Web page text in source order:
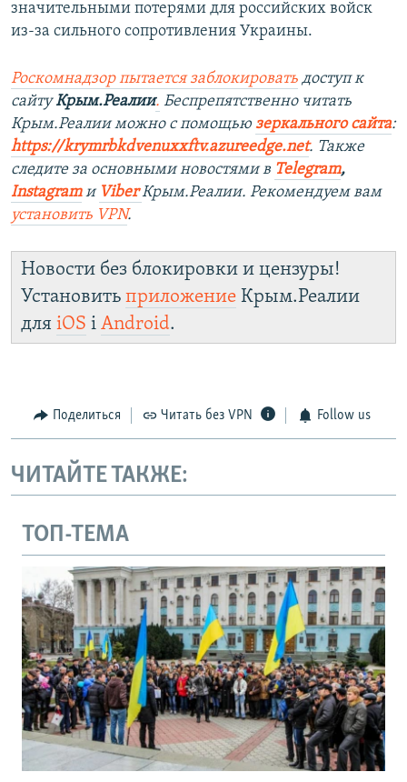
значительными потерями для российских войск
из-за сильного сопротивления Украины.
Роскомнадзор пытается заблокировать доступ к
сайту Крым.Реалии. Беспрепятственно читать
Крым.Реалии можно с помощью зеркального сайта:
https://krymrbkdvenuxxftv.azureedge.net. Также
следите за основными новостями в Telegram,
Instagram и ViberКрым.Реалии. Рекомендуем вам
установить VPN.
Новости без блокировки и цензуры!
Установить приложение Крым.Реалии
для iOS і Android.
Поделиться Читать без VPN Follow us
ЧИТАЙТЕ ТАКЖЕ:
ТОП-ТЕМА